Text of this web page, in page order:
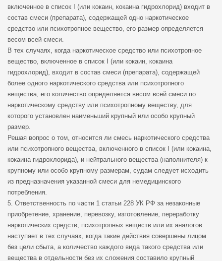
включенное в список I (или кокаин, кокаина гидрохлорид) входит в
состав смеси (препарата), содержащей одно наркотическое
средство или психотропное вещество, его размер определяется
весом всей смеси.
В тех случаях, когда наркотическое средство или психотропное
вещество, включенное в список I (или кокаин, кокаина
гидрохлорид), входит в состав смеси (препарата), содержащей
более одного наркотического средства или психотропного
вещества, его количество определяется весом всей смеси по
наркотическому средству или психотропному веществу, для
которого установлен наименьший крупный или особо крупный
размер.
Решая вопрос о том, относится ли смесь наркотического средства
или психотропного вещества, включенного в список I (или кокаина,
кокаина гидрохлорида), и нейтрального вещества (наполнителя) к
крупному или особо крупному размерам, судам следует исходить
из предназначения указанной смеси для немедицинского
потребления.
5. Ответственность по части 1 статьи 228 УК РФ за незаконные
приобретение, хранение, перевозку, изготовление, переработку
наркотических средств, психотропных веществ или их аналогов
наступает в тех случаях, когда такие действия совершены лицом
без цели сбыта, а количество каждого вида такого средства или
вещества в отдельности без их сложения составило крупный